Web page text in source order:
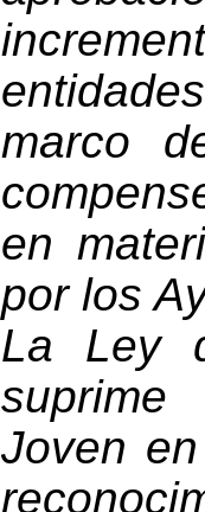
marco
en
por los
La Ley
Joven